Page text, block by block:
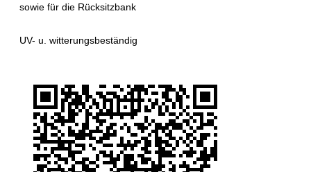
sowie für die Rücksitzbank
UV- u. witterungsbeständig